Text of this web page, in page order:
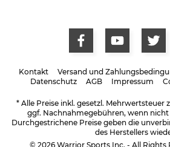
Kontakt Versand und
Datenschutz
AGB Impressum
* Alle Preise inkl. gesetzl. Mehrwertsteuer
ggf. Nachnahmegebühren, wenn nicht
Durchgestrichene Preise geben die
des Herstellers
© 2026 Warrior Sports Inc. - All Rights